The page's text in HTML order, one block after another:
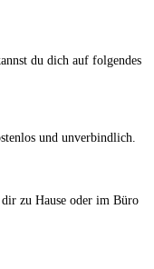
du dich auf folgendes
und unverbindlich.
zu Hause oder im Büro